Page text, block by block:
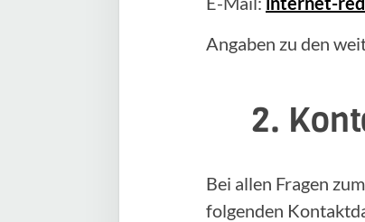
Angaben zu den
2.
Bei allen Fragen
folgenden